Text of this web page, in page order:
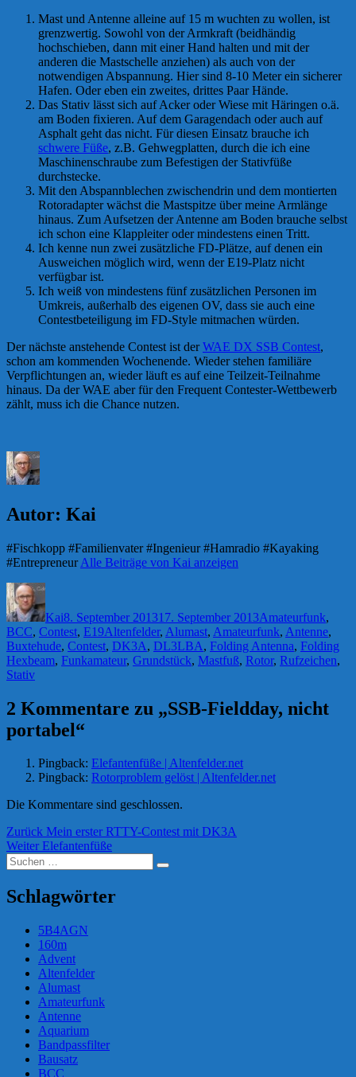
Mast und Antenne alleine auf 15 m wuchten zu wollen, ist
grenzwertig. Sowohl von der Armkraft (beidhändig
hochschieben, dann mit einer Hand halten und mit der
anderen die Mastschelle anziehen) als auch von der
notwendigen Abspannung. Hier sind 8-10 Meter ein sicherer
Hafen. Oder eben ein zweites, drittes Paar Hände.
Das Stativ lässt sich auf Acker oder Wiese mit Häringen o.ä.
am Boden fixieren. Auf dem Garagendach oder auch auf
Asphalt geht das nicht. Für diesen Einsatz brauche ich
schwere Füße, z.B. Gehwegplatten, durch die ich eine
Maschinenschraube zum Befestigen der Stativfüße
durchstecke.
Mit den Abspannblechen zwischendrin und dem montierten
Rotoradapter wächst die Mastspitze über meine Armlänge
hinaus. Zum Aufsetzen der Antenne am Boden brauche selbst
ich schon eine Klappleiter oder mindestens einen Tritt.
Ich kenne nun zwei zusätzliche FD-Plätze, auf denen ein
Ausweichen möglich wird, wenn der E19-Platz nicht
verfügbar ist.
Ich weiß von mindestens fünf zusätzlichen Personen im
Umkreis, außerhalb des eigenen OV, dass sie auch eine
Contestbeteiligung im FD-Style mitmachen würden.
Der nächste anstehende Contest ist derWAE DX SSB Contest,
schon am kommenden Wochenende. Wieder stehen familiäre
Verpflichtungen an, wieder läuft es auf eine Teilzeit-Teilnahme
hinaus. Da der WAE aber für den Frequent Contester-Wettbewerb
zählt, muss ich die Chance nutzen.
Autor: Kai
#Fischkopp #Familienvater #Ingenieur #Hamradio #Kayaking
#EntrepreneurAlle Beiträge von Kai anzeigen
Autor
Kai8. September 201317. September 2013Amateurfunk,
BCC, Contest, E19Schlagwörter
Altenfelder, Alumast, Amateurfunk, Antenne,
Buxtehude, Contest, DK3A, DL3LBA, Folding Antenna, Folding
Hexbeam, Funkamateur, Grundstück, Mastfuß, Rotor, Rufzeichen,
Stativ
2 Kommentare zu „SSB-Fieldday, nicht
portabel“
Pingback: Elefantenfüße | Altenfelder.net
Pingback: Rotorproblem gelöst | Altenfelder.net
Die Kommentare sind geschlossen.
Beitragsnavigation
Zurück Vorheriger
Beitrag:
Mein erster RTTY-Contest mit DK3A
Weiter Nächster
Beitrag:
Elefantenfüße
Suchen
nach:
Suchen
Schlagwörter
5B4AGN
160m
Advent
Altenfelder
Alumast
Amateurfunk
Antenne
Aquarium
Bandpassfilter
Bausatz
BCC